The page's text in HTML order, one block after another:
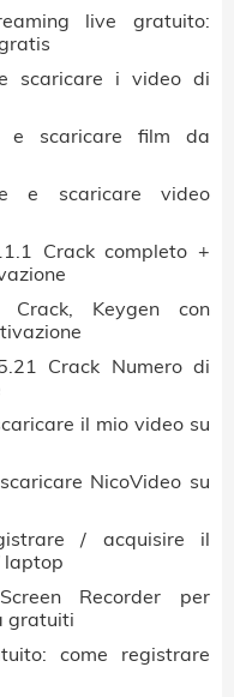
live gratuito:
scaricare i video di
e scaricare film da
e scaricare video
Crack completo +
Crack, Keygen con
Crack Numero di
il mio video su
NicoVideo su
/ acquisire il
laptop
Recorder per
gratuiti
come registrare